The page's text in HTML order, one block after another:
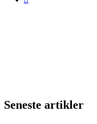
Seneste artikler